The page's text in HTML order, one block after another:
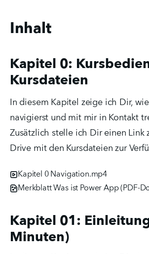
Inhalt
Kapitel 0:
Kursdateien
In diesem Kapitel zeige ich Dir,
navigierst und mit mir in Kontakt
Zusätzlich stelle ich Dir einen Link
Drive mit den Kursdateien zur
Kapitel 0 Navigation.mp4
Merkblatt Was ist Power App (PDF-
Kapitel 01:
Minuten)